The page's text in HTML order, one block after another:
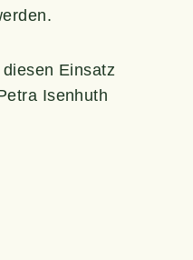
Ein­satz
Isen­huth